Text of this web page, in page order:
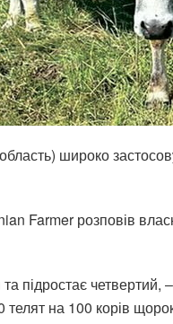
широко
Farmer розповів
підростає четвертий,
телят на 100 корів